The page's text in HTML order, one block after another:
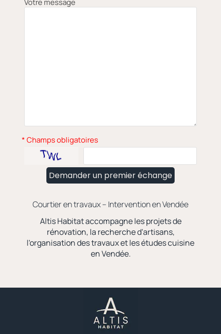
Votre message
* Champs obligatoires
Demander un premier échange
Courtier en travaux – Intervention en Vendée
Altis Habitat accompagne les projets de
rénovation, la recherche d'artisans,
l'organisation des travaux et les études cuisine
en Vendée.